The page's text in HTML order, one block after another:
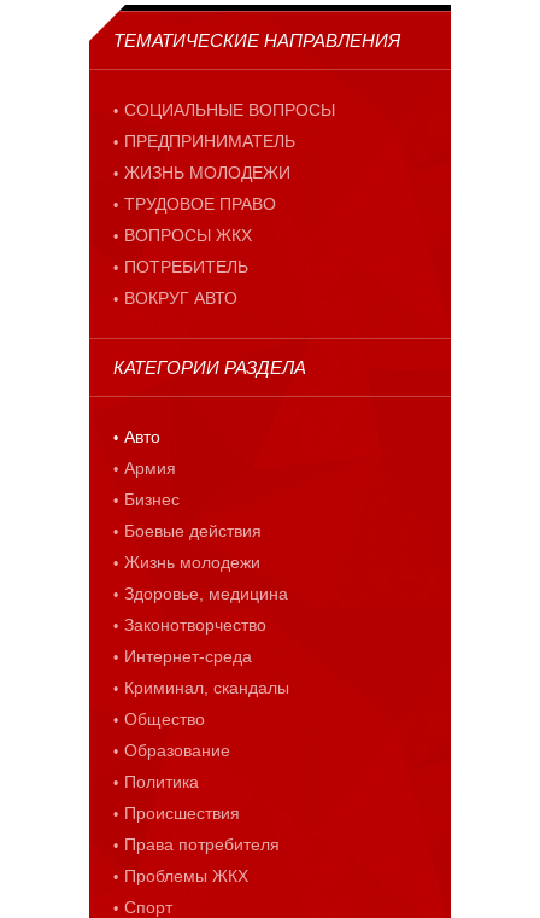
ТЕМАТИЧЕСКИЕ НАПРАВЛЕНИЯ
СОЦИАЛЬНЫЕ ВОПРОСЫ
ПРЕДПРИНИМАТЕЛЬ
ЖИЗНЬ МОЛОДЕЖИ
ТРУДОВОЕ ПРАВО
ВОПРОСЫ ЖКХ
ПОТРЕБИТЕЛЬ
ВОКРУГ АВТО
КАТЕГОРИИ РАЗДЕЛА
Авто
Армия
Бизнес
Боевые действия
Жизнь молодежи
Здоровье, медицина
Законотворчество
Интернет-среда
Криминал, скандалы
Общество
Образование
Политика
Происшествия
Права потребителя
Проблемы ЖКХ
Спорт